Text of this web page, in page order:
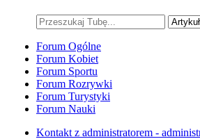
Forum Ogólne
Forum Kobiet
Forum Sportu
Forum Rozrywki
Forum Turystyki
Forum Nauki
Kontakt z administratorem -